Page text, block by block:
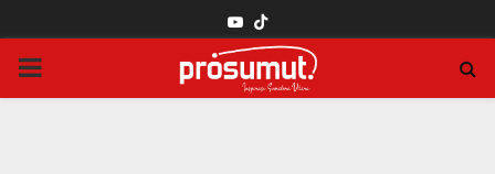
YOUTUBE
PRIMARY